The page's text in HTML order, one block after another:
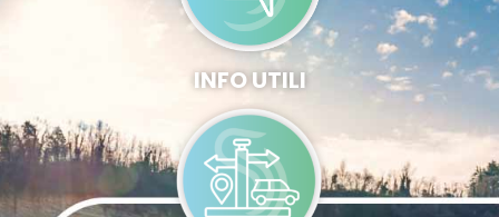
INFO UTILI